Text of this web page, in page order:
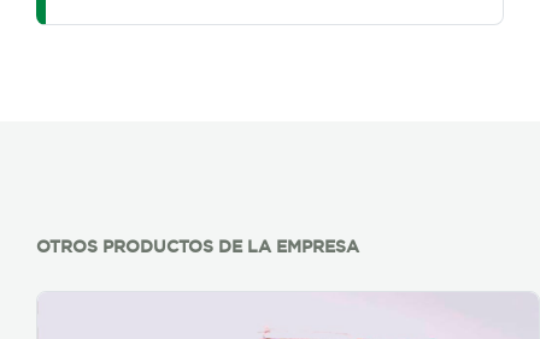
OTROS PRODUCTOS DE LA EMPRESA